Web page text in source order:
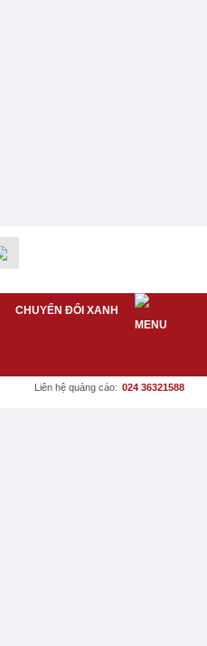
CHUYỂN ĐỔI XANH
Liên hệ quảng cáo: 024 36321588